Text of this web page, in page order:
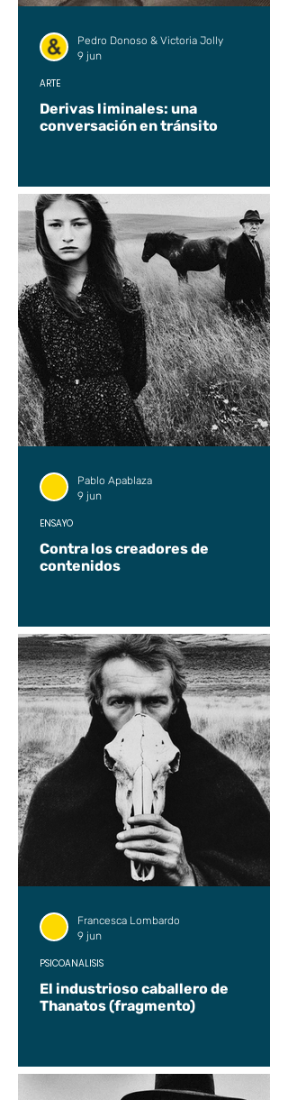
Derivas liminales: una
conversación en tránsito
ARTE
Pedro Donoso & Victoria Jolly
9 jun
Contra los creadores de
contenidos
ENSAYO
Pablo Apablaza
9 jun
El industrioso caballero de
Thanatos (fragmento)
PSICOANÁLISIS
Francesca Lombardo
9 jun